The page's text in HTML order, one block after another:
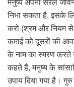
निभा सकता है, इसके
करो (श्रम और नियम
कमाई को दूसरों की
के नाम का स्मरण करते
कहते हैं, मनुष्य के
उपाय दिया गया है।